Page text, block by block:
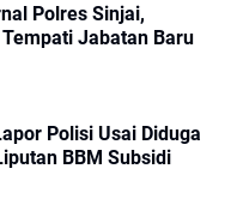
Polres Sinjai,
Jabatan Baru
Polisi Usai Diduga
BBM Subsidi